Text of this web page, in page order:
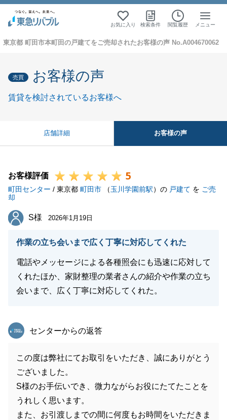
お気に入り 検索条件 閲覧履歴 メニュー
東京都 町田市本町田の戸建てをご売却されたお客様の声 No.A004670062
売買 お客様の声
賃貸を検討されているお客様へ
店舗詳細 お客様の声
お客様評価 5
町田センター / 東京都 町田市 （玉川学園前駅）の 戸建て を ご売
却
S様
S様 2026年1月19日
作業の立ち会いまで広く丁寧に対応してくれた
電話やメッセージによる各種照会にも迅速に応対して
くれたほか、家財整理の業者さんの紹介や作業の立ち
会いまで、広く丁寧に対応してくれた。
東急リバブル
センターからの返答
この度は弊社にてお取引をいただき、誠にありがとう
ございました。
S様のお手伝いでき、微力ながらお役にたてたことを
うれしく思います。
また、お引渡しまでの間に何度もお時間をいただきま